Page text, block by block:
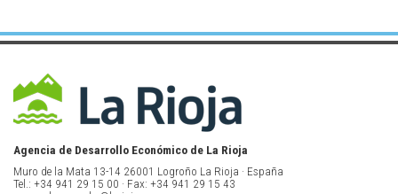
Agencia de Desarrollo Económico de La Rioja
Muro de la Mata 13-14 26001 Logroño La Rioja · España
Tel.: +34 941 29 15 00 · Fax: +34 941 29 15 43